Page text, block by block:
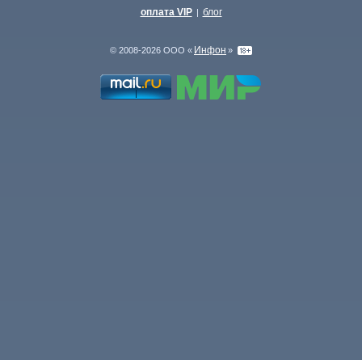
оплата VIP | блог
© 2008-2026 ООО « Инфон »